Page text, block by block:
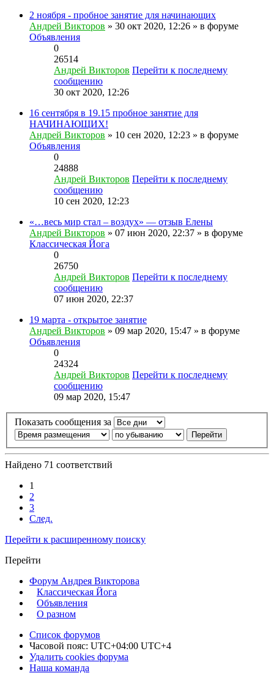
2 ноября - пробное занятие для начинающих
Андрей Викторов » 30 окт 2020, 12:26 » в форуме
Объявления
0
26514
Андрей Викторов Перейти к последнему
сообщению
30 окт 2020, 12:26
16 сентября в 19.15 пробное занятие для
НАЧИНАЮЩИХ!
Андрей Викторов » 10 сен 2020, 12:23 » в форуме
Объявления
0
24888
Андрей Викторов Перейти к последнему
сообщению
10 сен 2020, 12:23
«…весь мир стал – воздух» — отзыв Елены
Андрей Викторов » 07 июн 2020, 22:37 » в форуме
Классическая Йога
0
26750
Андрей Викторов Перейти к последнему
сообщению
07 июн 2020, 22:37
19 марта - открытое занятие
Андрей Викторов » 09 мар 2020, 15:47 » в форуме
Объявления
0
24324
Андрей Викторов Перейти к последнему
сообщению
09 мар 2020, 15:47
Показать сообщения за
Найдено 71 соответствий
1
2
3
След.
Перейти к расширенному поиску
Перейти
Форум Андрея Викторова
Классическая Йога
Объявления
О разном
Список форумов
Часовой пояс: UTC+04:00 UTC+4
Удалить cookies форума
Наша команда